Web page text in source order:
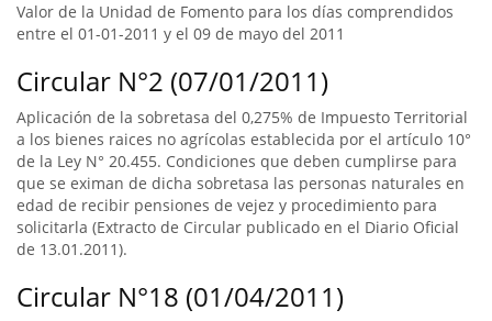
Valor de la Unidad de Fomento para los días comprendidos
entre el 01-01-2011 y el 09 de mayo del 2011
Circular N°2 (07/01/2011)
Aplicación de la sobretasa del 0,275% de Impuesto Territorial
a los bienes raices no agrícolas establecida por el artículo 10°
de la Ley N° 20.455. Condiciones que deben cumplirse para
que se eximan de dicha sobretasa las personas naturales en
edad de recibir pensiones de vejez y procedimiento para
solicitarla (Extracto de Circular publicado en el Diario Oficial
de 13.01.2011).
Circular N°18 (01/04/2011)